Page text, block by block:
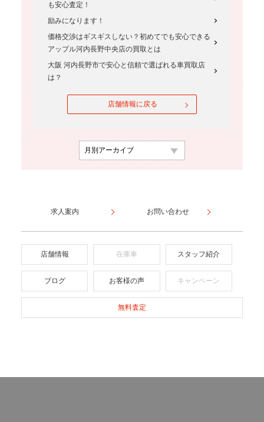
も安心査定！
励みになります！
価格交渉はギスギスしない？初めてでも安心できる
アップル河内長野中央店の買取とは
大阪 河内長野市で安心と信頼で選ばれる車買取店
は？
店舗情報に戻る
求人案内 お問い合わせ
店舗情報 在庫車 スタッフ紹介
ブログ お客様の声 キャンペーン
無料査定